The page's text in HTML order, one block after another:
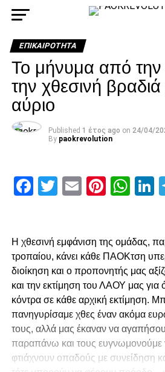
ΕΠΙΚΑΙΡΌΤΗΤΑ
Το μήνυμα από
την χθεσινή
αύριο
Published 1 έτος ago on 24/04/
By paokrevolution
Facebook
Twitter
Email
Η χθεσινή εμφάνιση της ομάδας,
τροπαίου, κάνει κάθε ΠΑΟΚτση
διοίκηση και ο προπονητής μας
και την εκτίμηση του ΛΑΟΥ μας για
κόντρα σε κάθε αρχική εκτίμηση.
πανηγυρίσαμε χθες έναν ακόμα
τους, αλλά μας έκαναν να
παραπάνω και τους ευγνωμονούμε
φτιάχνουν οπαδούς με συνείδηση